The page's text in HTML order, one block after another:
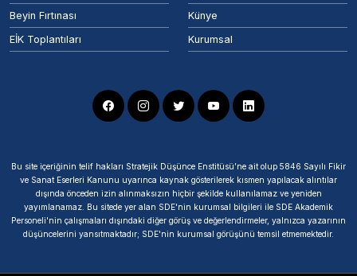
Beyin Fırtınası
EİK Toplantıları
Künye
Kurumsal
Bu site içeriğinin telif hakları Stratejik Düşünce Enstitüsü’ne ait olup 5846 Sayılı Fikir
ve Sanat Eserleri Kanunu uyarınca kaynak gösterilerek kısmen yapılacak alıntılar
dışında önceden izin alınmaksızın hiçbir şekilde kullanılamaz ve yeniden
yayımlanamaz. Bu sitede yer alan SDE'nin kurumsal bilgileri ile SDE Akademik
Personeli'nin çalışmaları dışındaki diğer görüş ve değerlendirmeler, yalnızca yazarının
düşüncelerini yansıtmaktadır; SDE'nin kurumsal görüşünü temsil etmemektedir.